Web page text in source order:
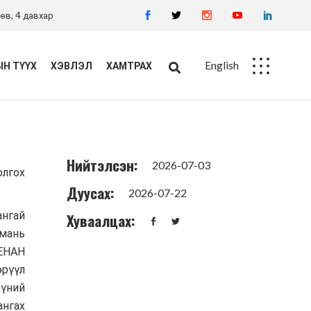
4 давхар
ТҮҮХ ХЭВЛЭЛ ХАМТРАХ English
Нийтэлсэн: 2026-07-03
Дуусах: 2026-07-22
Хуваалцах: